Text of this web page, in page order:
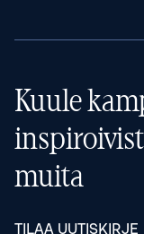
Kuule
muita
TILAA UUTISKIRJE